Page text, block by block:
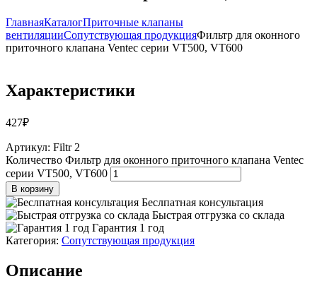
ГлавнаяКаталогПриточные клапаны
вентиляцииСопутствующая продукцияФильтр для оконного
приточного клапана Ventec серии VT500, VT600
Характеристики
427₽
Артикул: Filtr 2
Количество Фильтр для оконного приточного клапана Ventec
серии VT500, VT600
В корзину
Беслпатная консультация
Быстрая отгрузка со склада
Гарантия 1 год
Категория: Сопутствующая продукция
Описание